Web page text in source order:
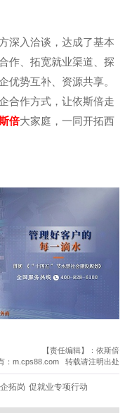
深入洽谈，达成了基本
作、拓宽就业渠道、探
优势互补、资源共享。
合作方式，让依斯倍走
倍大家庭，一同开拓西
【责任编辑】：依斯倍
：m.cps88.com 转载请注明出处
拓岗 促就业专项行动